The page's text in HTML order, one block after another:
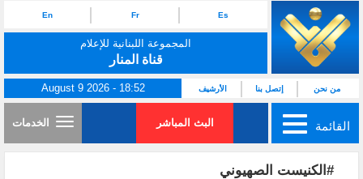
Es
Fr
En
المجموعة اللبنانية للإعلام
قناة المنار
من نحن إتصل بنا الأرشيف August 9 2026 - 18:52
القائمة البث المباشر الخدمات
#الكنيست الصهيوني